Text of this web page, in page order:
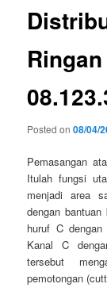
Posted on08/04/
Pemasangan
Itulah fungsi
menjadi area
dengan
huruf C
Kanal C
tersebut
pemotongan